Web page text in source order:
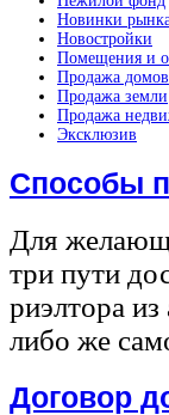
Новинки
Новостройки
Помещения и
Продажа домов
Продажа земли
Продажа
Эксклюзив
Способы
Для
три пути
риэлтора
либо же
Договор